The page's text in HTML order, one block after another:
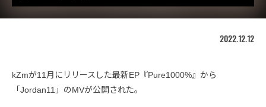
2022.12.12
kZmが11月にリリースした最新EP『Pure1000%』から
「Jordan11」のMVが公開された。